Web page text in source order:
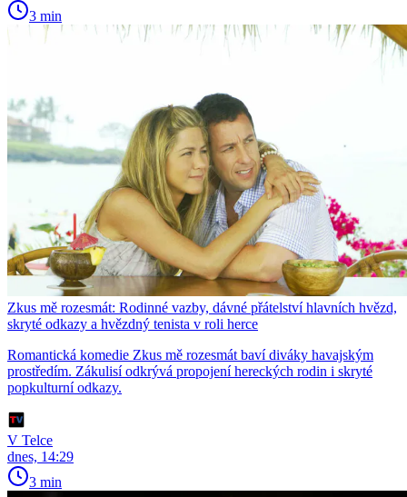
3 min
Zkus mě rozesmát: Rodinné vazby, dávné přátelství hlavních hvězd,
skryté odkazy a hvězdný tenista v roli herce
Romantická komedie Zkus mě rozesmát baví diváky havajským
prostředím. Zákulisí odkrývá propojení hereckých rodin i skryté
popkulturní odkazy.
V Telce
dnes, 14:29
3 min